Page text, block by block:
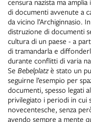
di documenti avvenute a
da vicino l’Archiginnasio.
distruzione di documenti
cultura di un paese - a
di tramandarla e
durante conflitti di varia
Se Bebelplatzè stato un
seguirne l’esempio per
documenti, spesso legati
privilegiato i periodi in
novecentesche, senza
avendo sempre a mente